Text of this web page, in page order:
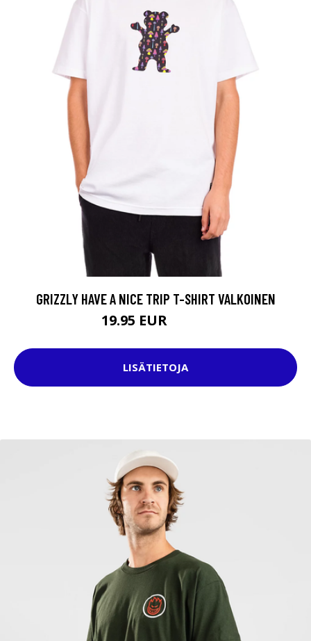
GRIZZLY HAVE A NICE TRIP T-SHIRT VALKOINEN
19.95 EUR
LISÄTIETOJA